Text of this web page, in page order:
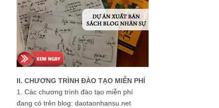
II. CHƯƠNG TRÌNH ĐÀO TẠO MIỄN PHÍ
1. Các chương trình đào tạo miễn phí
đang có trên blog: daotaonhansu.net